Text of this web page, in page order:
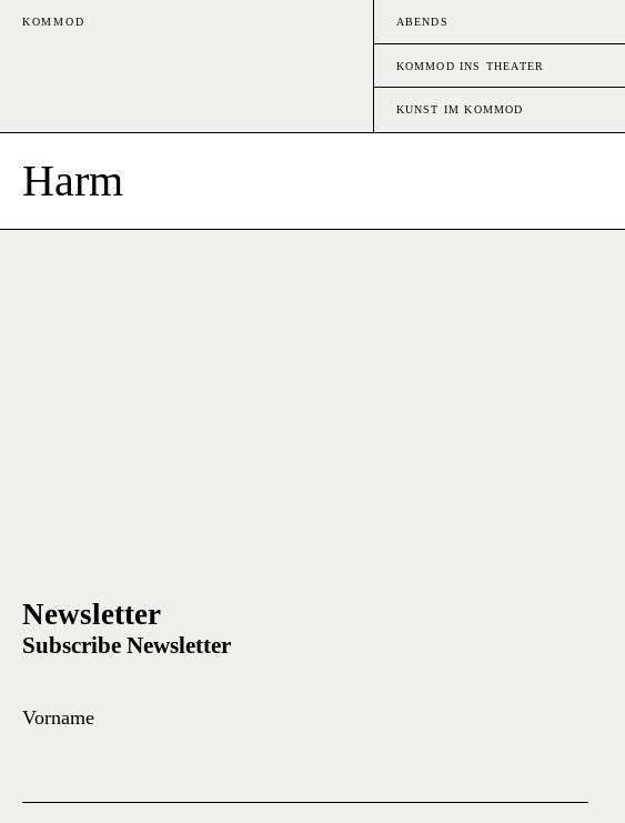
KOMMOD ABENDS
KOMMOD INS THEATER
KUNST IM KOMMOD
Harm
Newsletter
Subscribe Newsletter
Vorname